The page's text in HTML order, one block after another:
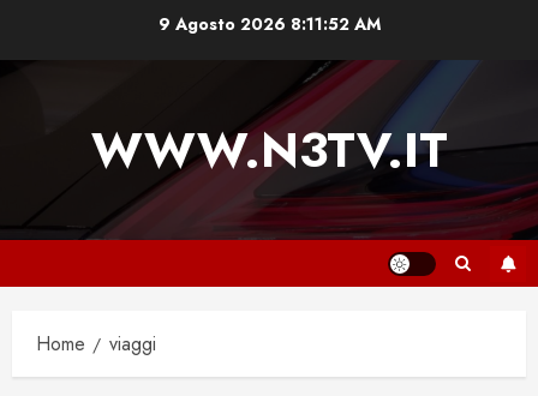
9 Agosto 2026 8:11:53 AM
WWW.N3TV.IT
Home viaggi